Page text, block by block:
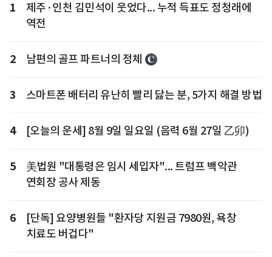
1
제주·인천 김민석이 웃었다... 누적 득표도 정청래에
역전
2 남편의 골프 파트너의 정체
3 스마트폰 배터리 유난히 빨리 닳는 분, 5가지 해결 방법
4 [오늘의 운세] 8월 9일 일요일 (음력 6월 27일 乙卯)
5
美법원 "대통령은 임시 세입자"... 트럼프 백악관
연회장 공사 제동
6
[단독] 요양병원들 "환자당 지원금 7980원, 욕창
치료도 버겁다"